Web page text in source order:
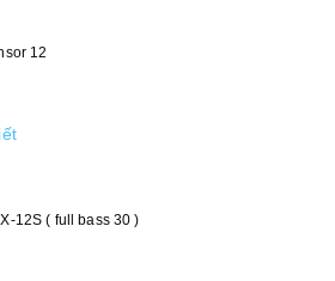
12
12S ( full bass 30 )